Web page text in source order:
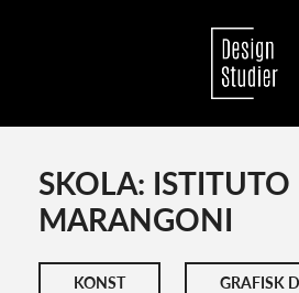
SKOLA: ISTITUTO
MARANGONI
KONST GRAFISK